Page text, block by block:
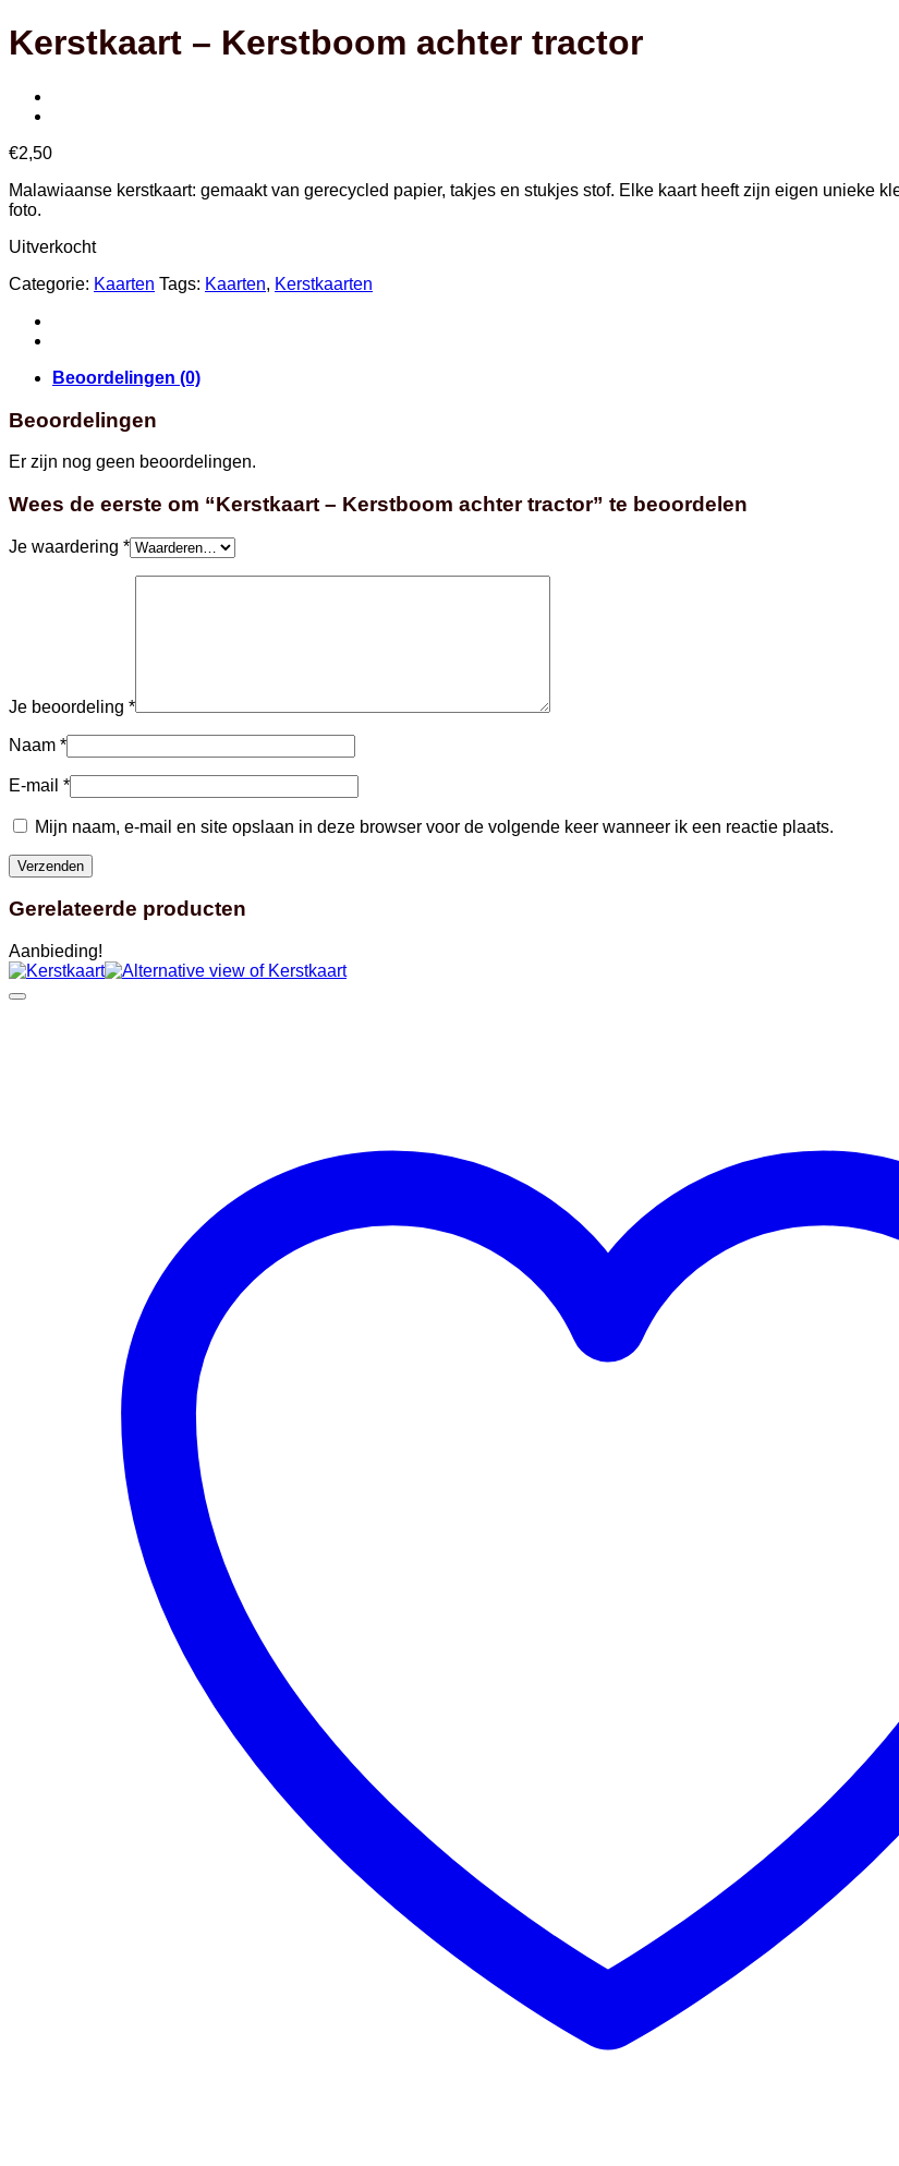
Kerstkaart – Kerstboom achter tractor
€2,50
Malawiaanse kerstkaart: gemaakt van gerecycled papier, takjes en stukjes stof. Elke kaart heeft zijn eigen unieke
foto.
Uitverkocht
Categorie: Kaarten Tags: Kaarten, Kerstkaarten
Beoordelingen (0)
Beoordelingen
Er zijn nog geen beoordelingen.
Wees de eerste om “Kerstkaart – Kerstboom achter tractor” te beoordelen
Je waardering *
Je beoordeling *
Naam *
E-mail *
Mijn naam, e-mail en site opslaan in deze browser voor de volgende keer wanneer ik een reactie plaats.
Gerelateerde producten
Aanbieding!